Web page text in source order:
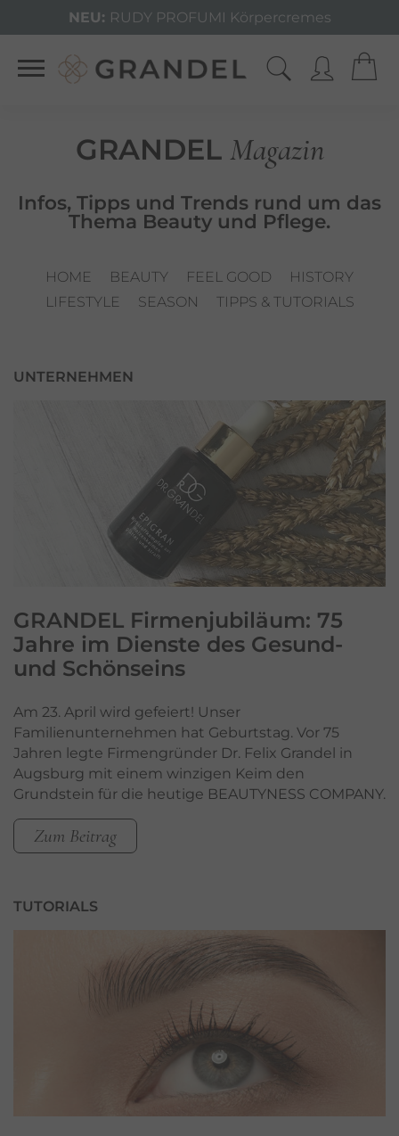
NEU: RUDY PROFUMI Körpercremes
GRANDEL Magazin
Infos, Tipps und Trends rund um das
Thema Beauty und Pflege.
HOME BEAUTY FEEL GOOD
HISTORY
LIFESTYLE
SEASON TIPPS & TUTORIALS
UNTERNEHMEN
GRANDEL Firmenjubiläum: 75
Jahre im Dienste des Gesund-
und Schönseins
Am 23. April wird gefeiert! Unser
Familienunternehmen hat Geburtstag. Vor 75
Jahren legte Firmengründer Dr. Felix Grandel in
Augsburg mit einem winzigen Keim den
Grundstein für die heutige BEAUTYNESS COMPANY.
Zum Beitrag
TUTORIALS